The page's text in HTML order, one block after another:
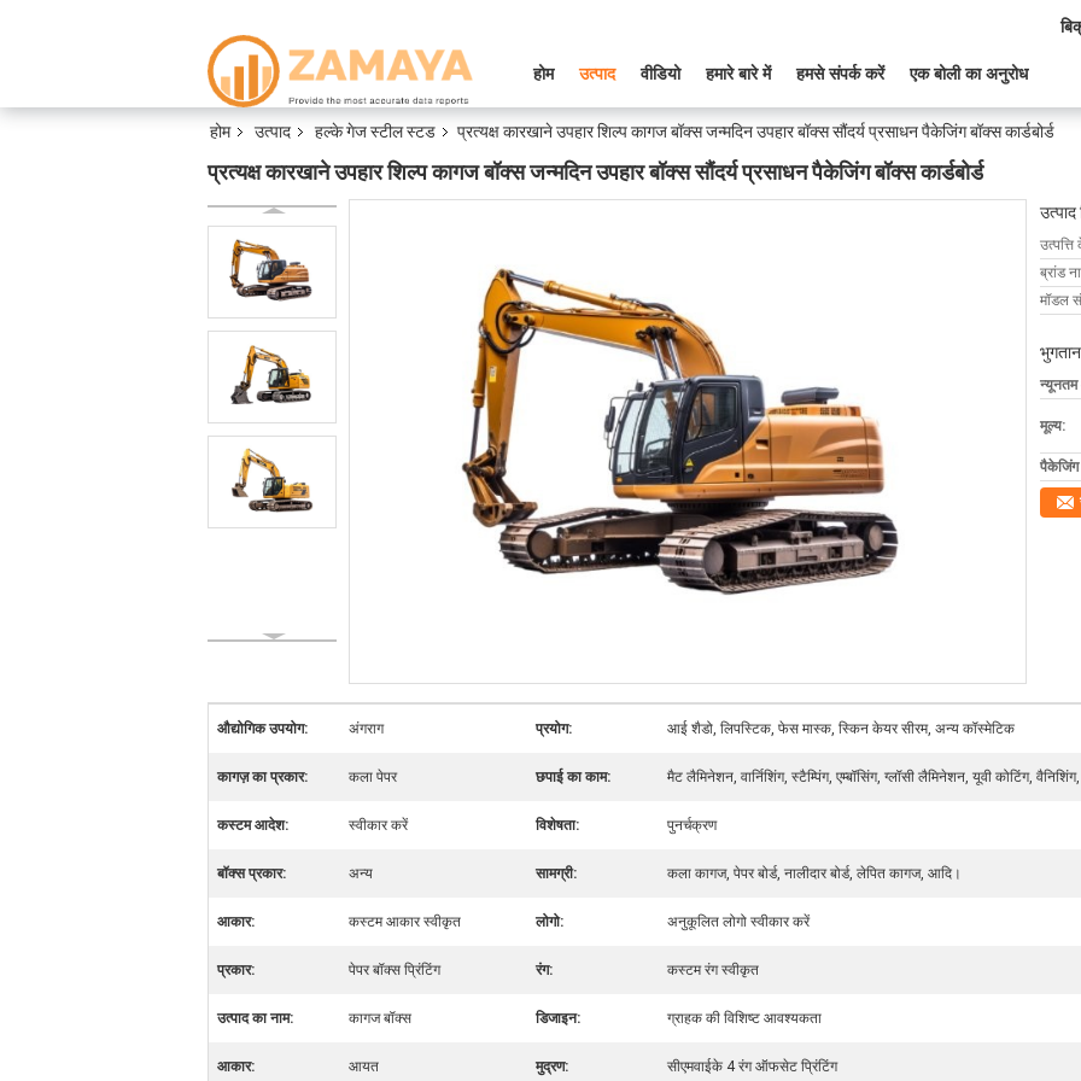
होम उत्पाद वीडियो हमारे बारे में हमसे संपर्क करें एक बोली का अनुरोध
होम उत्पाद हल्के गेज स्टील स्टड प्रत्यक्ष कारखाने उपहार शिल्प कागज बॉक्स जन्मदिन उपहार बॉक्स सौंदर्य प्रसाधन पैकेजिंग बॉक्स कार्डबोर्ड
प्रत्यक्ष कारखाने उपहार शिल्प कागज बॉक्स जन्मदिन उपहार बॉक्स सौंदर्य प्रसाधन पैकेजिंग बॉक्स कार्डबोर्ड
उत्पाद
ब्रांड
मॉडल
न्यूनतम
मूल्य:
पैकेजिंग
औद्योगिक उपयोग: अंगराग प्रयोग: आई शैडो, लिपस्टिक, फेस मास्क, स्किन केयर सीरम, अन्य कॉस्मेटिक
कागज़ का प्रकार: कला पेपर छपाई का काम: मैट लैमिनेशन, वार्निशिंग, स्टैम्पिंग, एम्बॉसिंग, ग्लॉसी लैमिनेशन, यूवी कोटिंग,
कस्टम आदेश: स्वीकार करें विशेषता: पुनर्चक्रण
बॉक्स प्रकार: अन्य सामग्री: कला कागज, पेपर बोर्ड, नालीदार बोर्ड, लेपित कागज, आदि।
आकार: कस्टम आकार स्वीकृत लोगो: अनुकूलित लोगो स्वीकार करें
प्रकार: पेपर बॉक्स प्रिंटिंग रंग: कस्टम रंग स्वीकृत
उत्पाद का नाम: कागज बॉक्स डिजाइन: ग्राहक की विशिष्ट आवश्यकता
आकार: आयत मुद्रण: सीएमवाईके 4 रंग ऑफसेट प्रिंटिंग